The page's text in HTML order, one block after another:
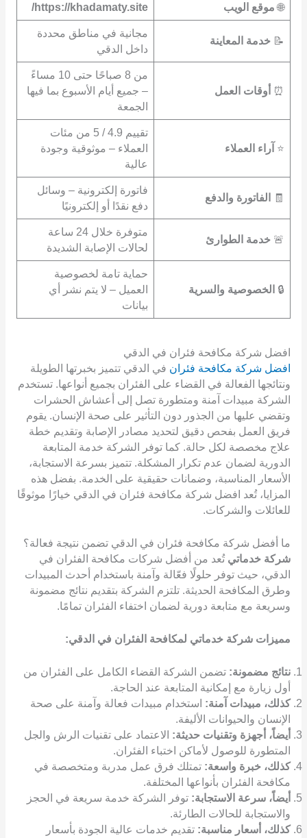
🌐موقع الويب https://khadamaty.site/
📝 خدمة المعاينة
مجانية في مناطق محددة
داخل الدقي
⏰ أوقات العمل
من 8 صباحًا حتى 10 مساءً
– جميع أيام الأسبوع بما فيها
الجمعة
⭐ آراء العملاء
تقييم 4.9 / 5 من مئات
العملاء – موثوقية وجودة
عالية
🧾 الفاتورة والدفع
فاتورة إلكترونية – وسائل
دفع نقدًا أو إلكترونيًا
🚨 خدمة الطوارئ
متوفرة خلال 24 ساعة
لحالات الإصابة الشديدة
🔒 الخصوصية والسرية
حماية تامة لخصوصية
العميل – لا يتم نشر أي
بيانات
افضل شركة مكافحة فئران في الدقي
افضل شركة مكافحة فئران في الدقي تتميز بخبرتها الطويلة
ونتائجها الفعالة في القضاء على الفئران بجميع أنواعها. تستخدم
الشركة مبيدات آمنة ومتطورة تصل إلى أعشاش الحشرات
وتقضي عليها من الجذور دون التأثير على صحة الإنسان. يقوم
فريق العمل بفحص دقيق لتحديد مصادر الإصابة وتقديم خطة
علاج مخصصة لكل حالة. كما توفر الشركة خدمة المتابعة
الدورية لضمان عدم تكرار المشكلة. تتميز بسرعة الاستجابة،
الأسعار المناسبة، وضمانات حقيقية على الخدمة. بفضل هذه
المزايا، تُعد افضل شركة مكافحة فئران في الدقي خيارًا موثوقًا
للعائلات والشركات.
ما أفضل شركة مكافحة فئران في الدقي تضمن نتيجة فعالة؟
شركة خدماتي تُعد من أفضل شركات مكافحة الفئران في
الدقي، حيث توفر حلولًا فعّالة وآمنة باستخدام أحدث المبيدات
وطرق المكافحة الحديثة. تلتزم الشركة بتقديم نتائج مضمونة
وسريعة مع متابعة دورية لضمان اختفاء الفئران تمامًا.
مميزات شركة خدماتي لمكافحة الفئران في الدقي:
نتائج مضمونة: تضمن الشركة القضاء الكامل على الفئران من
أول زيارة مع إمكانية المتابعة عند الحاجة.
كذلك، مبيدات آمنة: استخدام مبيدات فعالة وآمنة على صحة
الإنسان والحيوانات الأليفة.
أيضاً، أجهزة وتقنيات حديثة: الاعتماد على تقنيات الرش والجل
المتطورة للوصول لأماكن اختباء الفئران.
كذلك، خبرة واسعة: تمتلك فرق عمل مدربة ومتخصصة في
مكافحة الفئران بأنواعها المختلفة.
أيضاً، سرعة الاستجابة: توفر الشركة خدمة سريعة في الحجز
والاستجابة للحالات الطارئة.
كذلك، أسعار مناسبة: تقديم خدمات عالية الجودة بأسعار